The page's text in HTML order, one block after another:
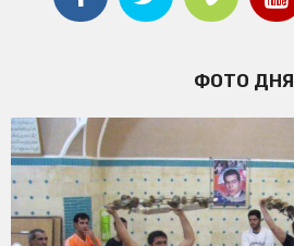
ФОТО ДНЯ